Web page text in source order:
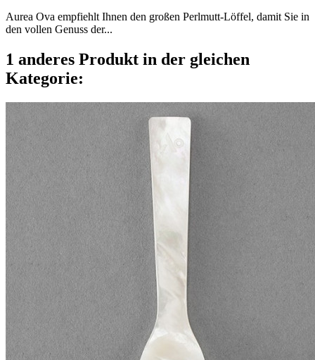
Aurea Ova empfiehlt Ihnen den großen Perlmutt-Löffel, damit Sie in
den vollen Genuss der...
1 anderes Produkt in der gleichen
Kategorie: